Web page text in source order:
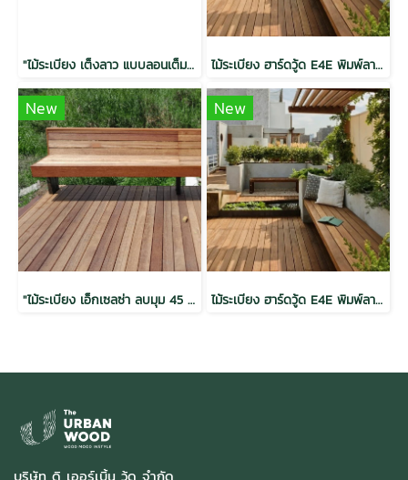
"ไม้ระเบียง เต็งลาว แบบลอนเต็ม อบ กันปลวก H3.2 25x300x300mm." ไม้ระเบียง ฮาร์ดวู้ด E4E พิมพ์ลาย อบ กันปลวก H3.2 สีวอลนัท 1.5x6x2.5 (28mm.x130mm.)
New
"ไม้ระเบียง เอ็กเซลซ่า ลบมุม 45 ไม่พิมพ์ลาย อบ กันปลวก H3.2 1x4x3.0 (18mm.x85mm.)"
New
ไม้ระเบียง ฮาร์ดวู้ด E4E พิมพ์ลาย อบ กันปลวก H3.2 สีวอลนัท 1.5x6x2.0(28mm.x130mm.)